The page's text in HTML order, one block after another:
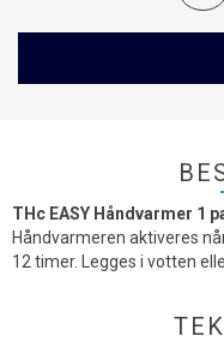
THc EASY Håndvarmer 1
Håndvarmeren aktiveres
12 timer. Legges i votten